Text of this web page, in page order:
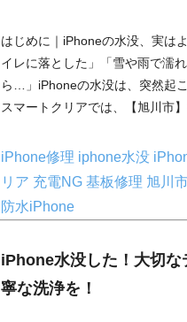
はじめに｜iPhoneの水没、実は
イレに落とした」「雪や雨で濡
ら…」iPhoneの水没は、突然起
スマートクリアでは、【旭川市
iPhone修理 iphone水没
リア 充電NG 基板修理 旭川
防水iPhone
iPhone水没した！大切な
寧な洗浄を！